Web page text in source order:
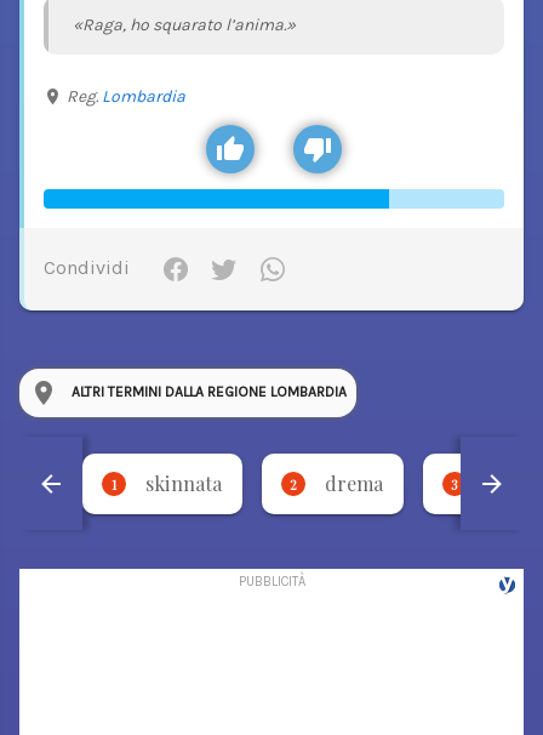
«Raga, ho squarato l’anima.»
Reg. Lombardia
Condividi
ALTRI TERMINI DALLA REGIONE LOMBARDIA
1 skinnata 2 drema 3